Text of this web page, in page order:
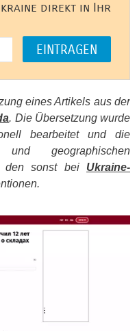
direkt in Ihr
eines Artikels aus der
. Die Übersetzung wurde
bearbeitet und die
geographischen
den sonst bei Ukraine-